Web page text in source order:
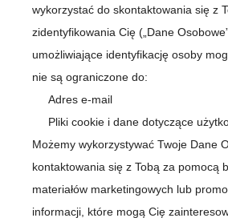
wykorzystać do skontaktowania się z
zidentyfikowania Cię („Dane
umożliwiające identyfikację osoby
nie są ograniczone do:
Adres e-mail
Pliki cookie i dane dotyczące
Możemy wykorzystywać Twoje Dane
kontaktowania się z Tobą za pomocą
materiałów marketingowych lub
informacji, które mogą Cię